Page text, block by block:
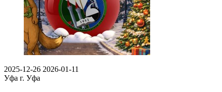
2025-12-26 2026-01-11
Уфа г. Уфа